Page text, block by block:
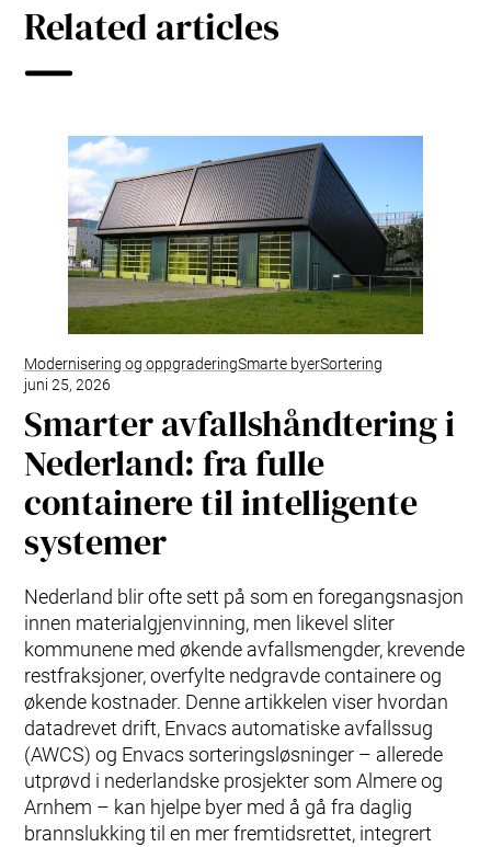
Related articles
Modernisering og oppgraderingSmarte byerSortering
juni 25, 2026
Smarter avfallshåndtering i
Nederland: fra fulle
containere til intelligente
systemer
Nederland blir ofte sett på som en foregangsnasjon
innen materialgjenvinning, men likevel sliter
kommunene med økende avfallsmengder, krevende
restfraksjoner, overfylte nedgravde containere og
økende kostnader. Denne artikkelen viser hvordan
datadrevet drift, Envacs automatiske avfallssug
(AWCS) og Envacs sorteringsløsninger – allerede
utprøvd i nederlandske prosjekter som Almere og
Arnhem – kan hjelpe byer med å gå fra daglig
brannslukking til en mer fremtidsrettet, integrert